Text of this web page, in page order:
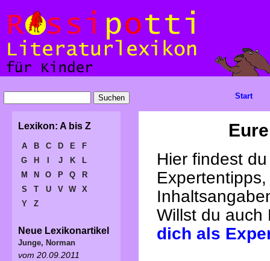
Hier findest
Willst du
dich als
Start
Lexikon: A bis Z
A B C D E
F
G
H J K
L
M
N O P Q
R
S
T U V W
X
Y
Z
Neue Lexikonartikel
Junge, Norman
vom 20.09.2011